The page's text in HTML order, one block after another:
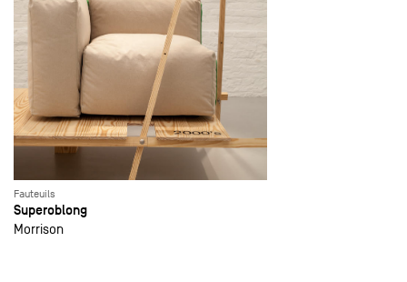
Fauteuils
Superoblong
Morrison